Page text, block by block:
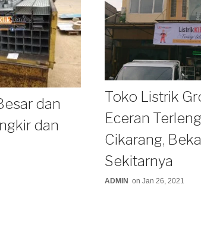
dan
dan
Toko Listrik
Eceran
Cikarang,
Sekitarnya
ADMIN on Jan 26, 2021